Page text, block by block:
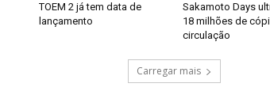
TOEM 2 já tem data de
lançamento
Sakamoto Days
18 milhões de
circulação
Carregar mais